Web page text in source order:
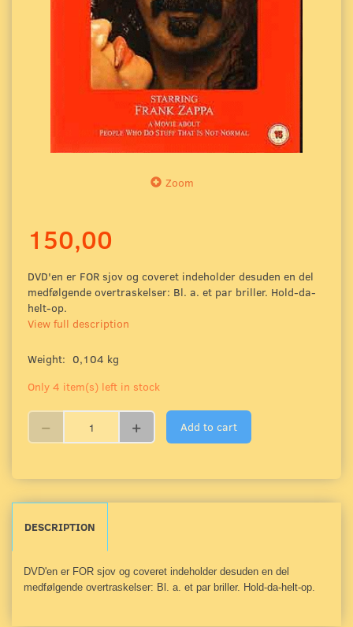
Zoom
150,00
DVD'en er FOR sjov og coveret indeholder desuden en del
medfølgende overtraskelser: Bl. a. et par briller. Hold-da-
helt-op.
View full description
Weight: 0,104 kg
Only 4 item(s) left in stock
Add to cart
DESCRIPTION
DVD'en er FOR sjov og coveret indeholder desuden en del
medfølgende overtraskelser: Bl. a. et par briller. Hold-da-helt-op.